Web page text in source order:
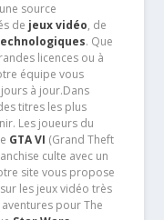
source
de jeux vidéo, de
. Que
licences ou à
équipe vous
à jour.Dans
titres les plus
Les joueurs du
GTA VI (Grand Theft
culte avec un
site vous propose
les jeux vidéo très
pour The